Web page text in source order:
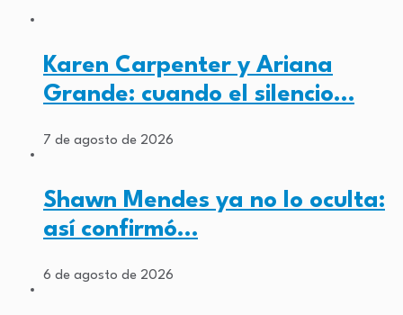
Karen Carpenter y Ariana
Grande: cuando el silencio…
7 de agosto de 2026
Shawn Mendes ya no lo oculta:
así confirmó…
6 de agosto de 2026